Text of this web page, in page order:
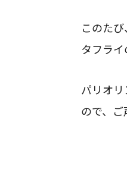
このた
タフライ
パリオ
ので、ご